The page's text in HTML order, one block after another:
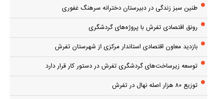
طنین سبز زندگی در دبیرستان دخترانه سرهنگ غفوری
رونق اقتصادی تفرش با پروژه‌های گردشگری
بازدید معاون اقتصادی استاندار مرکزی از شهرستان تفرش
توسعه زیرساخت‌های گردشگری تفرش در دستور کار قرار دارد
توزیع ۸۰ هزار اصله نهال در تفرش